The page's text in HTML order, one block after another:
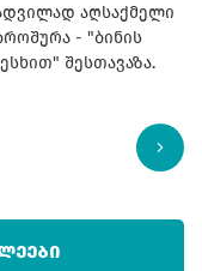
აღსაქმელი
- "ბინის
შესთავაზა.